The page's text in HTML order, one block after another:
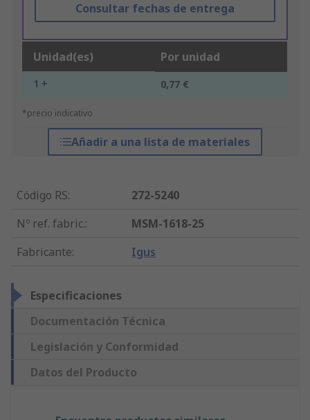
Consultar fechas de entrega
Unidad(es) Por unidad
1 + 0,77 €
*precio indicativo
Añadir a una lista de materiales
Código RS:
272-5240
Nº ref. fabric.:
MSM-1618-25
Fabricante: Igus
Especificaciones
Documentación Técnica
Legislación y Conformidad
Datos del Producto